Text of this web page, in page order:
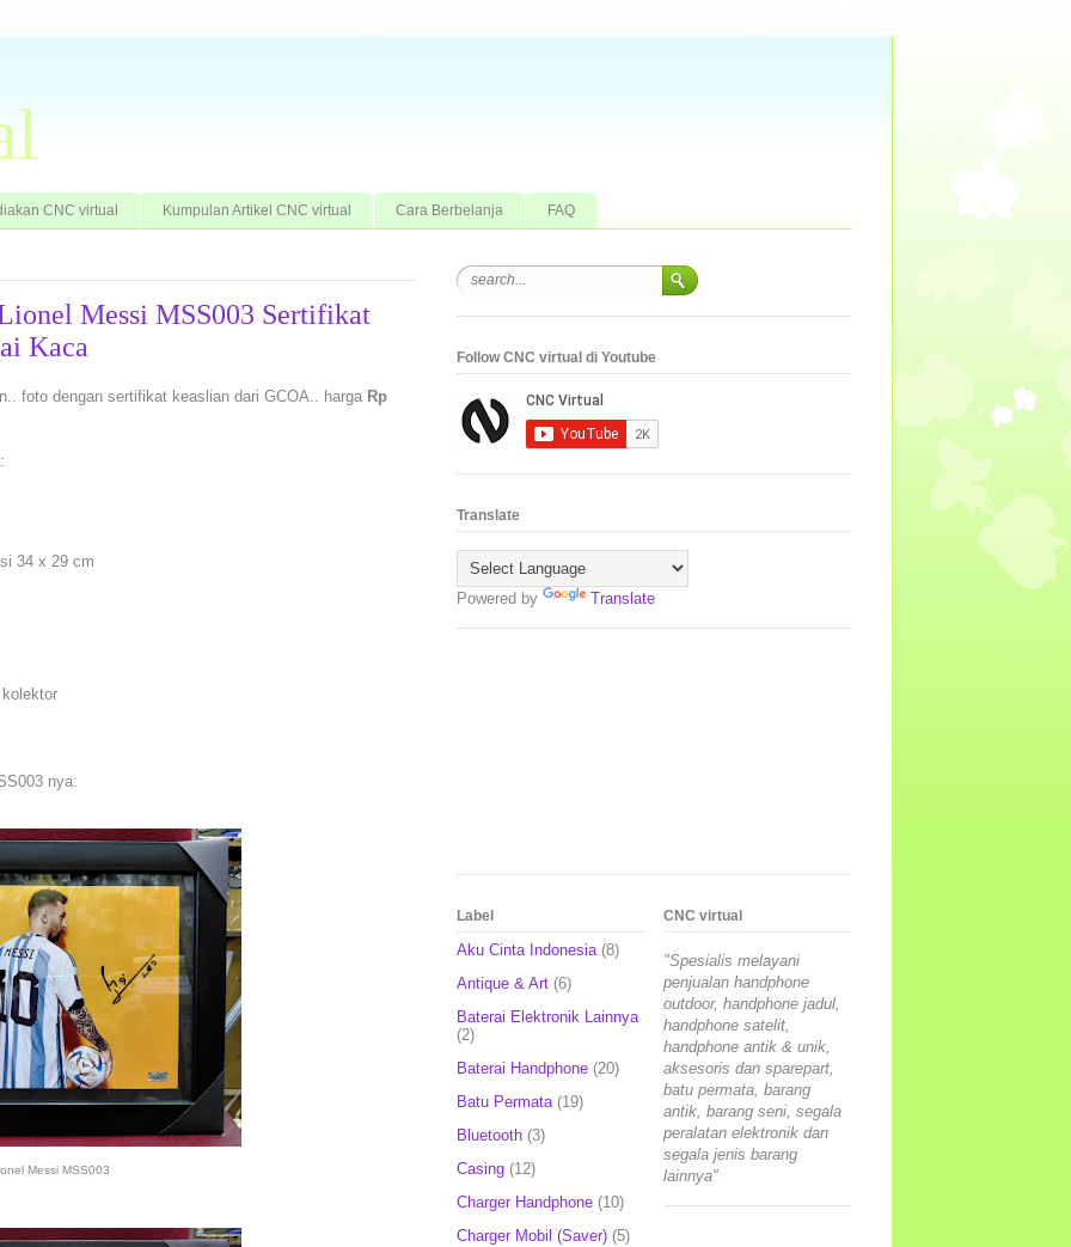
CNC virtual Kumpulan Artikel CNC virtual Cara Berbelanja FAQ
Messi MSS003 Sertifikat
Kaca
foto dengan sertifikat keaslian dari GCOA.. harga Rp
34 x 29 cm
nya:
Messi MSS003
Follow CNC virtual di Youtube
Translate
Powered by Translate
Label
Aku Cinta Indonesia (8)
Antique & Art (6)
Baterai Elektronik Lainnya
(2)
Baterai Handphone (20)
Batu Permata (19)
Bluetooth (3)
Casing (12)
Charger Handphone (10)
Charger Mobil (Saver) (5)
CNC virtual
"Spesialis melayani
penjualan handphone
outdoor, handphone jadul,
handphone satelit,
handphone antik & unik,
aksesoris dan sparepart,
batu permata, barang
antik, barang seni, segala
peralatan elektronik dan
segala jenis barang
lainnya"